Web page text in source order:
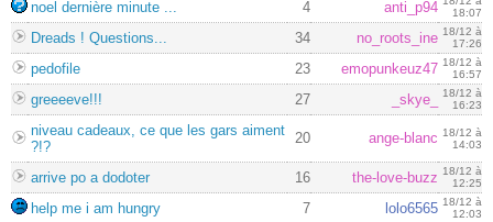
noel dernière minute ... 4 anti_p94
18:07
Dreads ! Questions... 34 no_roots_ine 18/12 à
17:26
pedofile 23 emopunkeuz47 18/12 à
16:57
greeeeve!!! 27 _skye_
18/12 à
16:23
niveau cadeaux, ce que les gars aiment
?!?
20 ange-blanc 18/12 à
14:03
arrive po a dodoter 16 the-love-buzz 18/12 à
12:25
help me i am hungry 7 lolo6565 18/12 à
12:03